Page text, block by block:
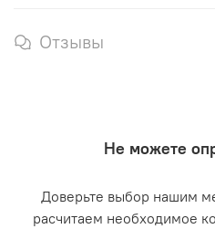
Отзывы
Не можете
Доверьте выбор нашим
расчитаем необходимое